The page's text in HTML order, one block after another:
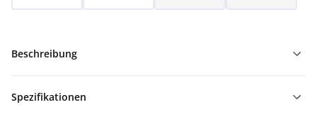
Beschreibung
Spezifikationen